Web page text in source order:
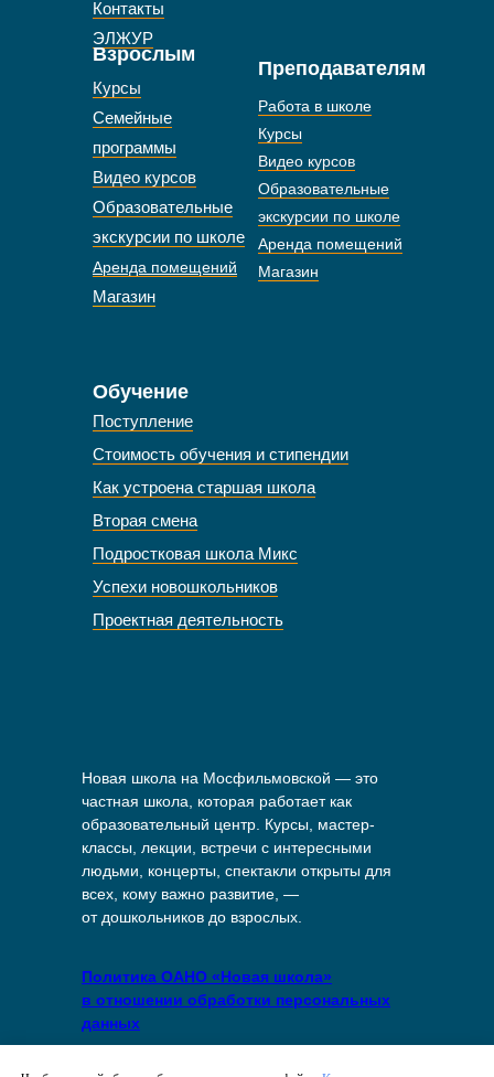
Контакты
ЭЛЖУР
Взрослым
Новая школа на Мосфильмовской — это
частная школа, которая работает как
образовательный центр. Курсы, мастер-
классы, лекции, встречи с интересными
людьми, концерты, спектакли открыты для
всех, кому важно развитие, —
от дошкольников до взрослых.
Обучение
Курсы
Семейные
программы
Видео курсов
Образовательные
экскурсии по школе
Аренда помещений
Магазин
Преподавателям
Работа в школе
Курсы
Видео курсов
Образовательные
экскурсии по школе
Аренда помещений
Магазин
Поступление
Стоимость обучения и стипендии
Как устроена старшая школа
Вторая смена
Подростковая школа Микс
Успехи новошкольников
Проектная деятельность
Политика ОАНО «Новая школа»
в отношении обработки персональных
данных
Политика в отношении файлов куки